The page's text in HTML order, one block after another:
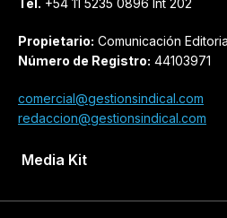
Propietario: Comunicación
Número de Registro: 44103971
comercial@gestionsindical.com
redaccion@gestionsindical.com
Media Kit